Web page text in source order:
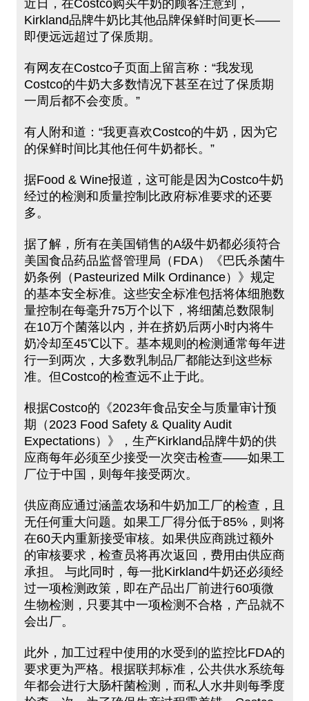
近日，在Costco购买牛奶的顾客注意到，
Kirkland品牌牛奶比其他品牌保鲜时间更长——
即便远远超过了保质期。
有网友在Costco子页面上留言称：“我发现
Costco的牛奶大多数情况下甚至在过了保质期
一周后都不会变质。”
有人附和道：“我更喜欢Costco的牛奶，因为它
的保鲜时间比其他任何牛奶都长。”
据Food & Wine报道，这可能是因为Costco牛奶
经过的检测和质量控制比政府标准要求的还要
多。
据了解，所有在美国销售的A级牛奶都必须符合
美国食品药品监督管理局（FDA）《巴氏杀菌牛
奶条例（Pasteurized Milk Ordinance）》规定
的基本安全标准。这些安全标准包括将体细胞数
量控制在每毫升75万个以下，将细菌总数限制
在10万个菌落以内，并在挤奶后两小时内将牛
奶冷却至45℃以下。基本规则的检测通常每年进
行一到两次，大多数乳制品厂都能达到这些标
准。但Costco的检查远不止于此。
根据Costco的《2023年食品安全与质量审计预
期（2023 Food Safety & Quality Audit
Expectations）》，生产Kirkland品牌牛奶的供
应商每年必须至少接受一次突击检查——如果工
厂位于中国，则每年接受两次。
供应商应通过涵盖农场和牛奶加工厂的检查，且
无任何重大问题。如果工厂得分低于85%，则将
在60天内重新接受审核。如果供应商跳过额外
的审核要求，检查员将再次返回，费用由供应商
承担。 与此同时，每一批Kirkland牛奶还必须经
过一项检测政策，即在产品出厂前进行60项微
生物检测，只要其中一项检测不合格，产品就不
会出厂。
此外，加工过程中使用的水受到的监控比FDA的
要求更为严格。根据联邦标准，公共供水系统每
年都会进行大肠杆菌检测，而私人水井则每季度